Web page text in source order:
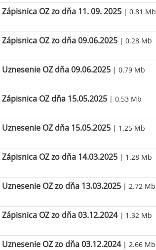
Zápisnica OZ zo dňa 11. 09. 2025 | 0.81 Mb
Zápisnica OZ zo dňa 09.06.2025 | 0.28 Mb
Uznesenie OZ dňa 09.06.2025 | 0.79 Mb
Zápisnica OZ dňa 15.05.2025 | 0.53 Mb
Uznesenie OZ dňa 15.05.2025 | 1.25 Mb
Zápisnica OZ zo dňa 14.03.2025 | 1.28 Mb
Uznesenie OZ zo dňa 13.03.2025 | 2.72 Mb
Zápisnica OZ zo dňa 03.12.2024| 1.32 Mb
Uznesenie OZ zo dňa 03.12.2024| 2.66 Mb